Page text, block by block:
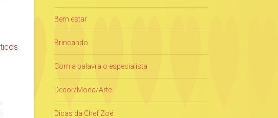
Bem estar
Brincando
Com a palavra o especialista
Decor/Moda/Arte
Dicas da Chef Zoë